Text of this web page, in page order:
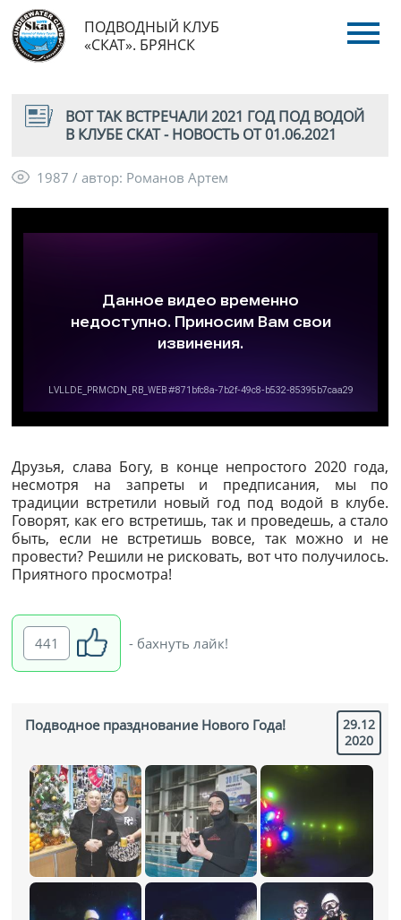
ПОДВОДНЫЙ КЛУБ
«СКАТ». БРЯНСК
ВОТ ТАК ВСТРЕЧАЛИ 2021 ГОД ПОД ВОДОЙ
В КЛУБЕ СКАТ - НОВОСТЬ ОТ 01.06.2021
1987 / автор: Романов Артем
Друзья, слава Богу, в конце непростого 2020 года,
несмотря на запреты и предписания, мы по
традиции встретили новый год под водой в клубе.
Говорят, как его встретишь, так и проведешь, а стало
быть, если не встретишь вовсе, так можно и не
провести? Решили не рисковать, вот что получилось.
Приятного просмотра!
441 - бахнуть лайк!
29.12
2020
Подводное празднование Нового Года!